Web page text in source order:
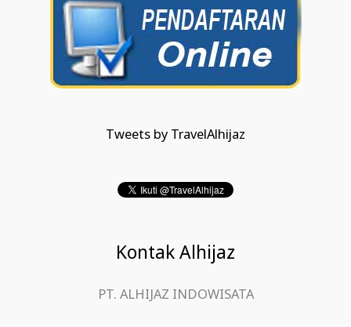
Tweets by TravelAlhijaz
Kontak Alhijaz
PT. ALHIJAZ INDOWISATA